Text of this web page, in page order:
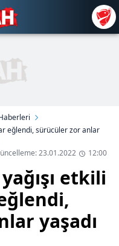
eğlendi, sürücüler zor anlar
23.01.2022 12:00
etkili
yaşadı